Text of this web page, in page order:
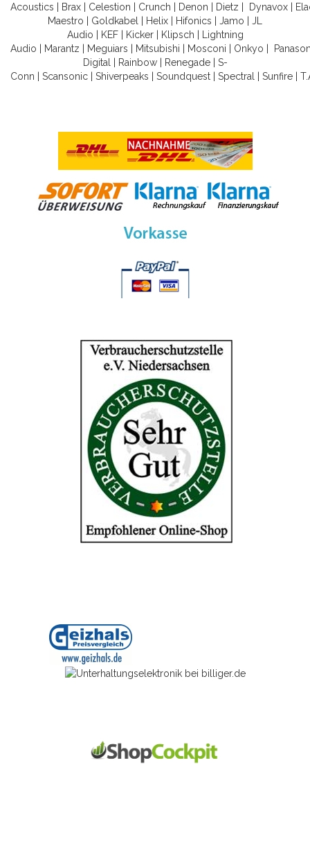
Acoustics
Brax Celestion Crunch Denon Dietz Dynavox
Maestro
Goldkabel Helix Hifonics Jamo
JL
Audio
KEF| Kicker| Klipsch
Lightning
Audio
Marantz Meguiars Mitsubishi Mosconi Onkyo
Digital
Rainbow| Renegade| S-
Conn
Scansonic Shiverpeaks Soundquest Spectral Sunfire